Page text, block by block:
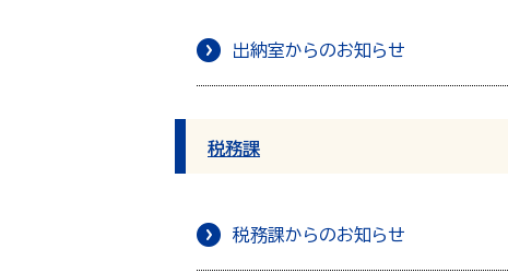
出納室からのお知らせ
税務課
税務課からのお知らせ